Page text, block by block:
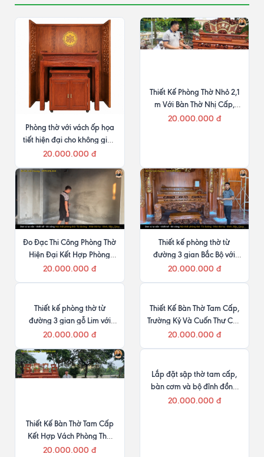
Phòng thờ với vách ốp họa
tiết hiện đại cho không gian
ngang 5m
20.000.000 đ
Thiết Kế Phòng Thờ Nhỏ 2,1
m Với Bàn Thờ Nhị Cấp,
Cuốn Thư Câu Đối Liền Khối
20.000.000 đ
Đo Đạc Thi Công Phòng Thờ
Hiện Đại Kết Hợp Phòng
Khách giữ lại bàn thờ cũ
20.000.000 đ
Thiết kế phòng thờ từ
đường 3 gian Bắc Bộ với
gian giữa 3,1 m, 2 bên 3,13
20.000.000 đ
Thiết kế phòng thờ từ
đường 3 gian gỗ Lim với
gian giữa 2,57 m
20.000.000 đ
Thiết Kế Bàn Thờ Tam Cấp,
Trường Kỷ Và Cuốn Thư Câu
Đối Trong Không Gian 9m
20.000.000 đ
Thiết Kế Bàn Thờ Tam Cấp
Kết Hợp Vách Phòng Thờ
Kết Hợp Cuốn Thư Câu Đối
20.000.000 đ
Lắp đặt sập thờ tam cấp,
bàn cơm và bộ đỉnh đồng
cho anh Thiện tại Hồng
20.000.000 đ